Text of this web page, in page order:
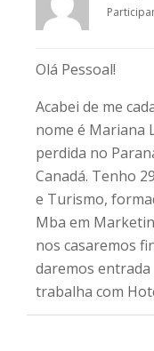
Olá Pessoal!
Acabei de me
nome é Mariana
perdida no
Canadá. Tenho
e Turismo,
Mba em
nos casaremos
daremos entrada
trabalha com